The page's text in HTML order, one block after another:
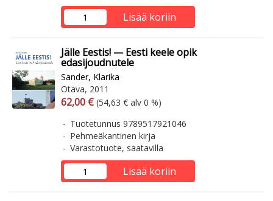
Lisää koriin
Jälle Eestis! — Eesti keele opik
edasijoudnutele
Sander, Klarika
Otava, 2011
Arvonlisäverollinen hinta
62,00 € Arvonlisäveroton hinta
(54,63 € alv 0 %)
Tuotetunnus 9789517921046
Pehmeäkantinen kirja
Varastotuote, saatavilla
Lisää koriin